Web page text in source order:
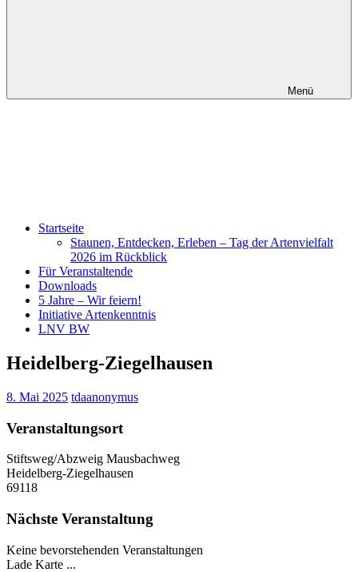
Menü
Startseite
Staunen, Entdecken, Erleben – Tag der Artenvielfalt
2026 im Rückblick
Für Veranstaltende
Downloads
5 Jahre – Wir feiern!
Initiative Artenkenntnis
LNV BW
Heidelberg-Ziegelhausen
8. Mai 2025 tdaanonymus
Veranstaltungsort
Stiftsweg/Abzweig Mausbachweg
Heidelberg-Ziegelhausen
69118
Nächste Veranstaltung
Keine bevorstehenden Veranstaltungen
Lade Karte ...